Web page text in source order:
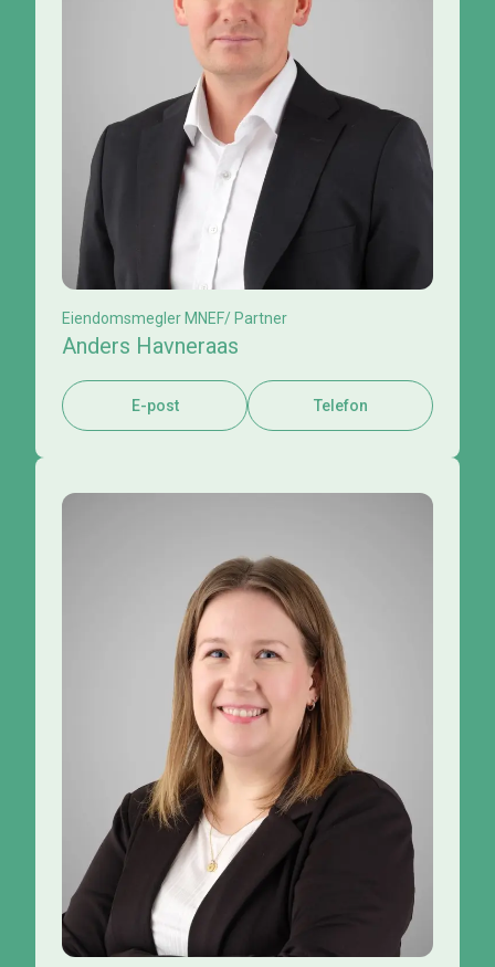
Eiendomsmegler MNEF/ Partner
Anders Havneraas
E-post Telefon